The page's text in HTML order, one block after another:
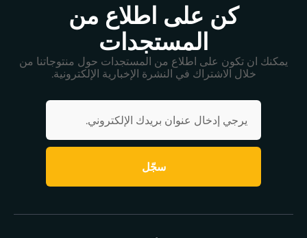
كن على اطلاع من
المستجدات
يمكنك ان تكون على اطلاع من المستجدات حول منتوجاتنا من
خلال الاشتراك في النشرة الإخبارية الإلكترونية.
سجّل